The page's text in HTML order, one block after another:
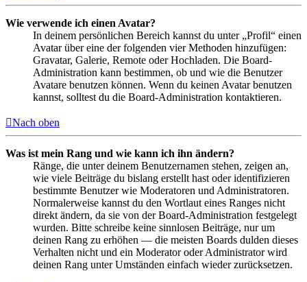
Wie verwende ich einen Avatar?
In deinem persönlichen Bereich kannst du unter „Profil“ einen
Avatar über eine der folgenden vier Methoden hinzufügen:
Gravatar, Galerie, Remote oder Hochladen. Die Board-
Administration kann bestimmen, ob und wie die Benutzer
Avatare benutzen können. Wenn du keinen Avatar benutzen
kannst, solltest du die Board-Administration kontaktieren.
Nach oben
Was ist mein Rang und wie kann ich ihn ändern?
Ränge, die unter deinem Benutzernamen stehen, zeigen an,
wie viele Beiträge du bislang erstellt hast oder identifizieren
bestimmte Benutzer wie Moderatoren und Administratoren.
Normalerweise kannst du den Wortlaut eines Ranges nicht
direkt ändern, da sie von der Board-Administration festgelegt
wurden. Bitte schreibe keine sinnlosen Beiträge, nur um
deinen Rang zu erhöhen — die meisten Boards dulden dieses
Verhalten nicht und ein Moderator oder Administrator wird
deinen Rang unter Umständen einfach wieder zurücksetzen.